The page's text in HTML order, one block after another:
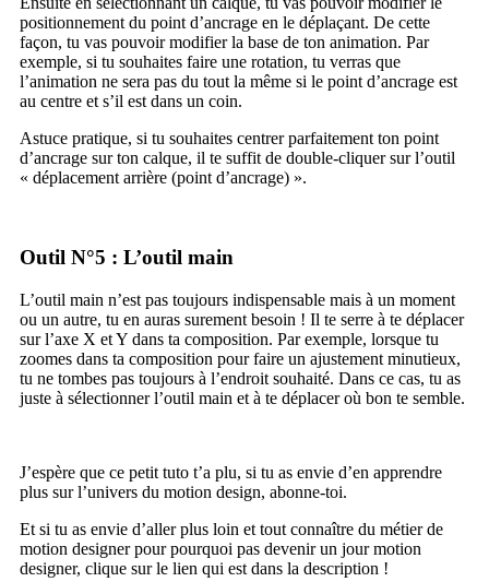
positionnement du point d’ancrage en le déplaçant. De cette
façon, tu vas pouvoir modifier la base de ton animation. Par
exemple, si tu souhaites faire une rotation, tu verras que
l’animation ne sera pas du tout la même si le point d’ancrage est
au centre et s’il est dans un coin.
Astuce pratique, si tu souhaites centrer parfaitement ton point
d’ancrage sur ton calque, il te suffit de double-cliquer sur l’outil
« déplacement arrière (point d’ancrage) ».
Outil N°5 : L’outil main
L’outil main n’est pas toujours indispensable mais à un moment
ou un autre, tu en auras surement besoin ! Il te serre à te déplacer
sur l’axe X et Y dans ta composition. Par exemple, lorsque tu
zoomes dans ta composition pour faire un ajustement minutieux,
tu ne tombes pas toujours à l’endroit souhaité. Dans ce cas, tu as
juste à sélectionner l’outil main et à te déplacer où bon te semble.
J’espère que ce petit tuto t’a plu, si tu as envie d’en apprendre
plus sur l’univers du motion design, abonne-toi.
Et si tu as envie d’aller plus loin et tout connaître du métier de
motion designer pour pourquoi pas devenir un jour motion
designer, clique sur le lien qui est dans la description !